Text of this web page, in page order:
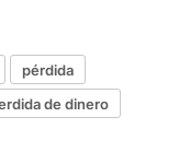
pérdida
de dinero